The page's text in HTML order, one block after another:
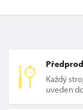
Každý
uveden